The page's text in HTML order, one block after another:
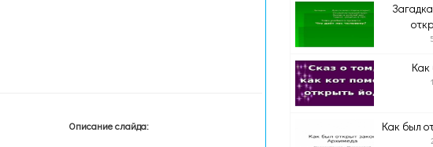
Описание слайда:
Как
Как был